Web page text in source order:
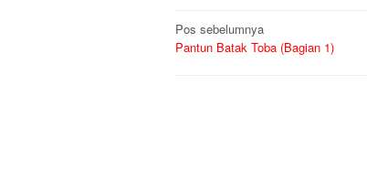
Navigasi
pos
Pos sebelumnya
Pantun Batak Toba (Bagian 1)